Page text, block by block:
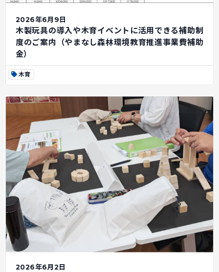
2026年6月9日
木製玩具の導入や木育イベントに活用できる補助制
度のご案内（やまなし森林環境教育推進事業費補助
金）
木育
2026年6月2日